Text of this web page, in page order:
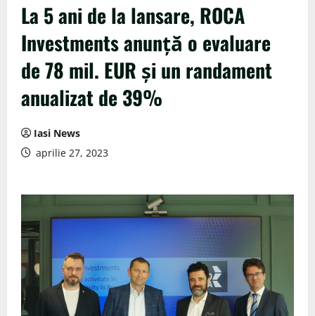
La 5 ani de la lansare, ROCA
Investments anunță o evaluare
de 78 mil. EUR și un randament
anualizat de 39%
Iasi News
aprilie 27, 2023